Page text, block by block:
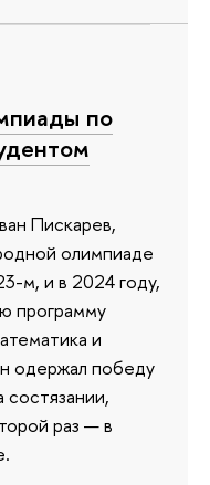
по
Пискарев,
олимпиаде
м, и в 2024 году,
программу
и
одержал победу
раз — в